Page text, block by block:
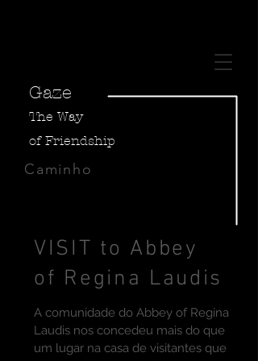
Gaze
The Way
of Friendship
Caminho
VISIT to Abbey
of Regina Laudis
A comunidade do Abbey of Regina
Laudis nos concedeu mais do que
um lugar na casa de visitantes que